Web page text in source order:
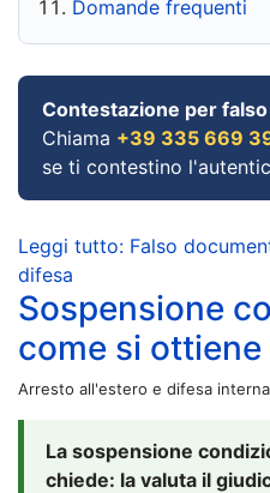
Domande frequenti
Contestazione per
Chiama +39 335 669
se ti contestino
Leggi tutto: Falso
difesa
Sospensione
come si ottiene
Arresto all'estero e difesa
La sospensione
chiede: la valuta il